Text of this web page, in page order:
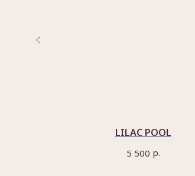
LILAC POOL
5 500 р.